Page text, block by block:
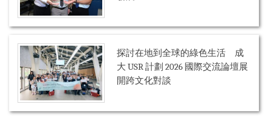
探討在地到全球的綠色生活 成
大 USR 計劃 2026 國際交流論壇展
開跨文化對談